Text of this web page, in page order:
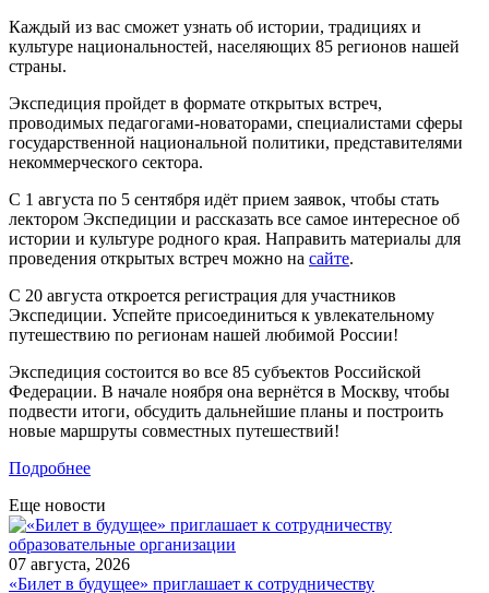
Каждый из вас сможет узнать об истории, традициях и
культуре национальностей, населяющих 85 регионов нашей
страны.
Экспедиция пройдет в формате открытых встреч,
проводимых педагогами-новаторами, специалистами сферы
государственной национальной политики, представителями
некоммерческого сектора.
С 1 августа по 5 сентября идёт прием заявок, чтобы стать
лектором Экспедиции и рассказать все самое интересное об
истории и культуре родного края. Направить материалы для
проведения открытых встреч можно на сайте.
С 20 августа откроется регистрация для участников
Экспедиции. Успейте присоединиться к увлекательному
путешествию по регионам нашей любимой России!
Экспедиция состоится во все 85 субъектов Российской
Федерации. В начале ноября она вернётся в Москву, чтобы
подвести итоги, обсудить дальнейшие планы и построить
новые маршруты совместных путешествий!
Подробнее
Еще новости
07 августа, 2026
«Билет в будущее» приглашает к сотрудничеству